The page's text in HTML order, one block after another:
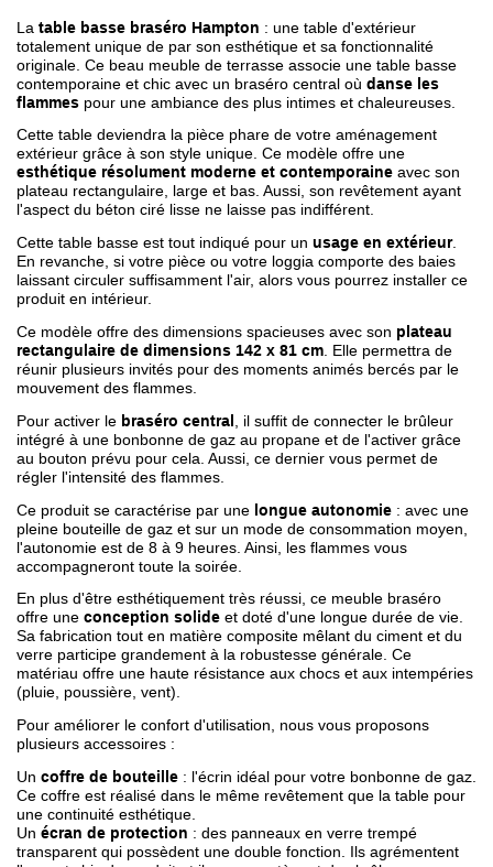
La table basse braséro Hampton : une table d'extérieur
totalement unique de par son esthétique et sa fonctionnalité
originale. Ce beau meuble de terrasse associe une table basse
contemporaine et chic avec un braséro central où danse les
flammes pour une ambiance des plus intimes et chaleureuses.
Cette table deviendra la pièce phare de votre aménagement
extérieur grâce à son style unique. Ce modèle offre une
esthétique résolument moderne et contemporaine avec son
plateau rectangulaire, large et bas. Aussi, son revêtement ayant
l'aspect du béton ciré lisse ne laisse pas indifférent.
Cette table basse est tout indiqué pour un usage en extérieur.
En revanche, si votre pièce ou votre loggia comporte des baies
laissant circuler suffisamment l'air, alors vous pourrez installer ce
produit en intérieur.
Ce modèle offre des dimensions spacieuses avec son plateau
rectangulaire de dimensions 142 x 81 cm . Elle permettra de
réunir plusieurs invités pour des moments animés bercés par le
mouvement des flammes.
Pour activer le braséro central
, il suffit de connecter le brûleur
intégré à une bonbonne de gaz au propane et de l'activer grâce
au bouton prévu pour cela. Aussi, ce dernier vous permet de
régler l'intensité des flammes.
Ce produit se caractérise par une longue autonomie : avec une
pleine bouteille de gaz et sur un mode de consommation moyen,
l'autonomie est de 8 à 9 heures. Ainsi, les flammes vous
accompagneront toute la soirée.
En plus d'être esthétiquement très réussi, ce meuble braséro
offre une conception solide et doté d'une longue durée de vie.
Sa fabrication tout en matière composite mêlant du ciment et du
verre participe grandement à la robustesse générale. Ce
matériau offre une haute résistance aux chocs et aux intempéries
(pluie, poussière, vent).
Pour améliorer le confort d'utilisation, nous vous proposons
plusieurs accessoires :
Un coffre de bouteille : l'écrin idéal pour votre bonbonne de gaz.
Ce coffre est réalisé dans le même revêtement que la table pour
une continuité esthétique.
Un écran de protection : des panneaux en verre trempé
transparent qui possèdent une double fonction. Ils agrémentent